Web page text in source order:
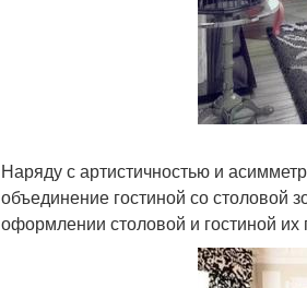
Наряду с артистичностью и
объединение гостиной со столовой
оформлении столовой и гостиной их